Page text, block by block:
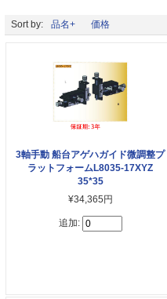
Sort by: 品名+ 価格
3軸手動 船台アゲハガイド微調整プ
ラットフォームL8035-17XYZ
35*35
¥34,365円
追加: